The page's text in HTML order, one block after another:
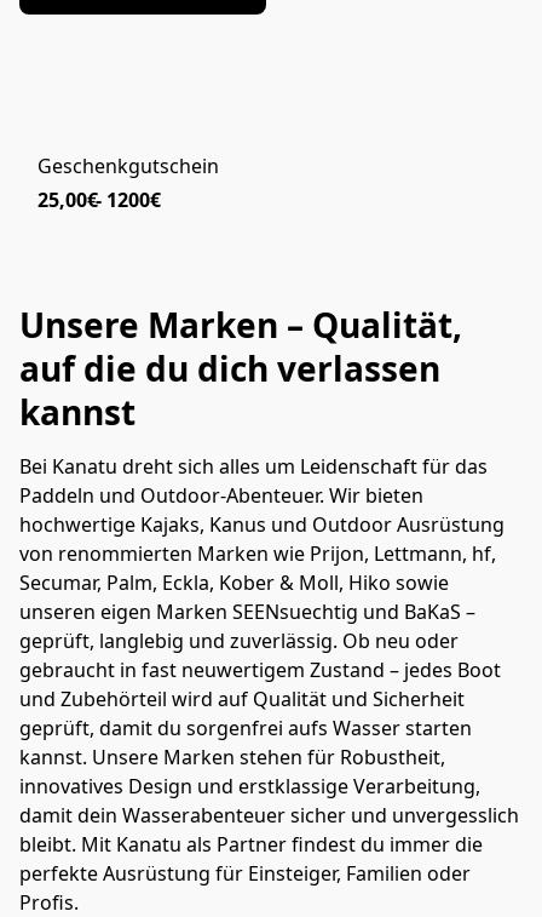
Geschenkgutschein
25,00€
Unsere Marken – Qualität,
auf die du dich verlassen
kannst
Bei Kanatu dreht sich alles um Leidenschaft für das
Paddeln und Outdoor-Abenteuer. Wir bieten
hochwertige Kajaks, Kanus und Outdoor Ausrüstung
von renommierten Marken wie Prijon, Lettmann, hf,
Secumar, Palm, Eckla, Kober & Moll, Hiko sowie
unseren eigen Marken SEENsuechtig und BaKaS –
geprüft, langlebig und zuverlässig. Ob neu oder
gebraucht in fast neuwertigem Zustand – jedes Boot
und Zubehörteil wird auf Qualität und Sicherheit
geprüft, damit du sorgenfrei aufs Wasser starten
kannst. Unsere Marken stehen für Robustheit,
innovatives Design und erstklassige Verarbeitung,
damit dein Wasserabenteuer sicher und unvergesslich
bleibt. Mit Kanatu als Partner findest du immer die
perfekte Ausrüstung für Einsteiger, Familien oder
Profis.